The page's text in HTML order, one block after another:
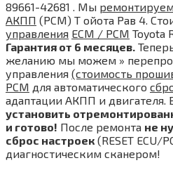
89661-42681 . Мы
АКПП (PCM) Т ойота Рав 4.
управления ECM / PCM Toyota
Гарантия от 6 месяцев.
желанию мы можем »
управления (стоимость
PCM для автоматического
адаптации АКПП и двигателя.
установить
и готово! После ремонта не
сброс настроек (RESET ECU/
диагностическим сканером!